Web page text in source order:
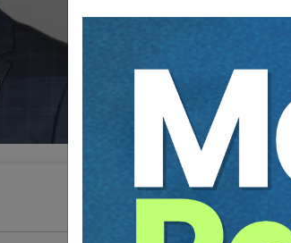
II. Ticaret Hukuku
Oturumları Video
Oturum)
2160
TL